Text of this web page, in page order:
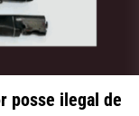
posse ilegal de